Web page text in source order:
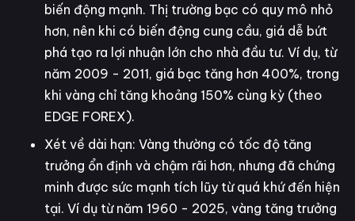
biến động mạnh. Thị trường bạc có quy mô nhỏ
hơn, nên khi có biến động cung cầu, giá dễ bứt
phá tạo ra lợi nhuận lớn cho nhà đầu tư. Ví dụ, từ
năm 2009 - 2011, giá bạc tăng hơn 400%, trong
khi vàng chỉ tăng khoảng 150% cùng kỳ (theo
EDGE FOREX).
Xét về dài hạn: Vàng thường có tốc độ tăng
trưởng ổn định và chậm rãi hơn, nhưng đã chứng
minh được sức mạnh tích lũy từ quá khứ đến hiện
tại. Ví dụ từ năm 1960 - 2025, vàng tăng trưởng